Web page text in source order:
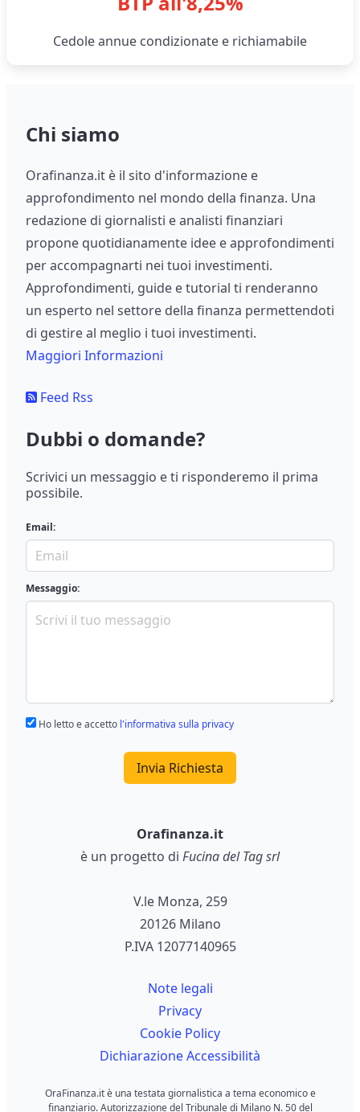
Cedole annue condizionate e richiamabile
Chi siamo
Orafinanza.it è il sito d'informazione e
approfondimento nel mondo della finanza. Una
redazione di giornalisti e analisti finanziari
propone quotidianamente idee e approfondimenti
per accompagnarti nei tuoi investimenti.
Approfondimenti, guide e tutorial ti renderanno
un esperto nel settore della finanza permettendoti
di gestire al meglio i tuoi investimenti.
Maggiori Informazioni
Feed Rss
Dubbi o domande?
Scrivici un messaggio e ti risponderemo il prima
possibile.
Email:
Messaggio:
Ho letto e accetto l'informativa sulla privacy
Invia Richiesta
Orafinanza.it
è un progetto di Fucina del Tag srl
V.le Monza, 259
20126 Milano
P.IVA 12077140965
Note legali
Privacy
Cookie Policy
Dichiarazione Accessibilità
OraFinanza.it è una testata giornalistica a tema economico e
finanziario. Autorizzazione del Tribunale di Milano N. 50 del